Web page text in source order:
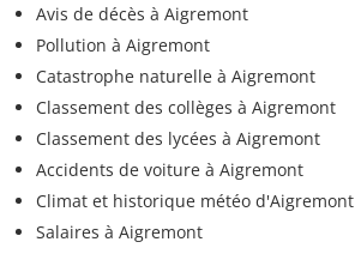
Avis de décès à Aigremont
Pollution à Aigremont
Catastrophe naturelle à Aigremont
Classement des collèges à Aigremont
Classement des lycées à Aigremont
Accidents de voiture à Aigremont
Climat et historique météo d'Aigremont
Salaires à Aigremont